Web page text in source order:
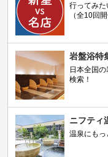
行ってみた
（全10回
岩盤浴特
日本全国
検索！
ニフティ
温泉にも